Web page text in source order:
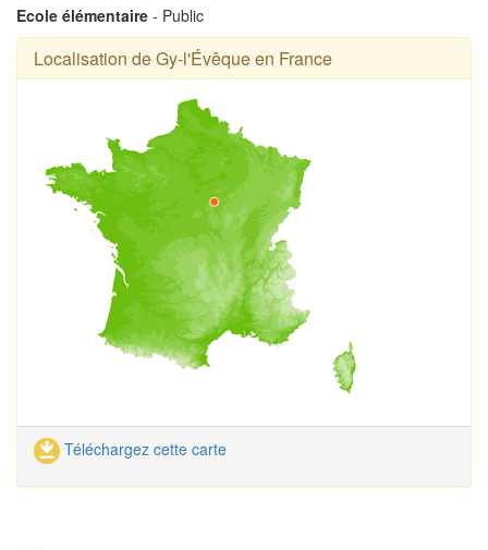
Ecole élémentaire - Public
Localisation de Gy-l'Évêque en France
Téléchargez cette carte